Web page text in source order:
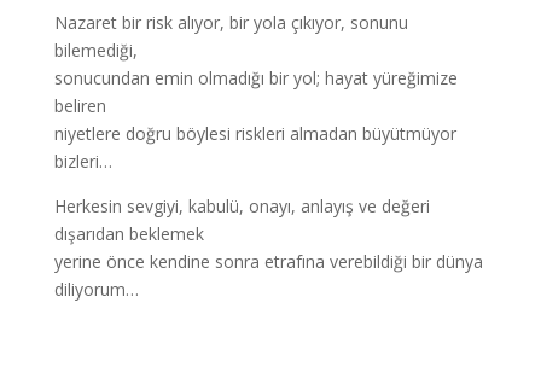
Nazaret bir risk alıyor, bir yola çıkıyor, sonunu
bilemediği,
sonucundan emin olmadığı bir yol; hayat yüreğimize
beliren
niyetlere doğru böylesi riskleri almadan büyütmüyor
bizleri…
Herkesin sevgiyi, kabulü, onayı, anlayış ve değeri
dışarıdan beklemek
yerine önce kendine sonra etrafına verebildiği bir dünya
diliyorum…